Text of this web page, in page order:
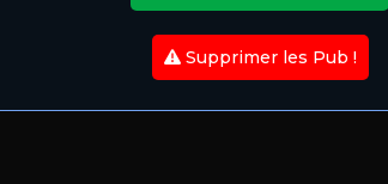
Supprimer les Pub !